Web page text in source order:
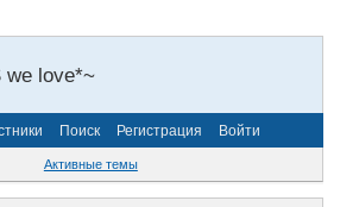
we love*~
Поиск Регистрация Войти
Активные темы